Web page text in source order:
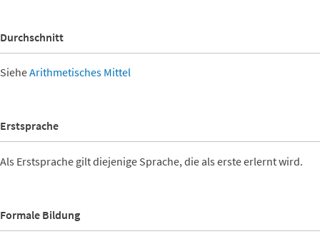
Durchschnitt
SieheArithmetisches Mittel
Erstsprache
Als Erstsprache gilt diejenige Sprache, die als erste erlernt wird.
Formale Bildung